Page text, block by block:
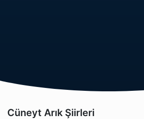
Cüneyt Arık Şiirleri